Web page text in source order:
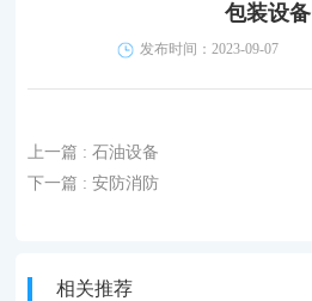
包装设备
发布时间：2023-09-07
上一篇 : 石油设备
下一篇 : 安防消防
相关推荐